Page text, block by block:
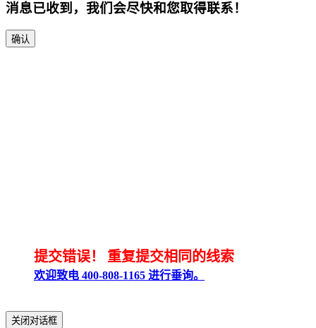
消息已收到，我们会尽快和您取得联系！
确认
提交错误！ 重复提交相同的线索
欢迎致电 400-808-1165 进行垂询。
关闭对话框